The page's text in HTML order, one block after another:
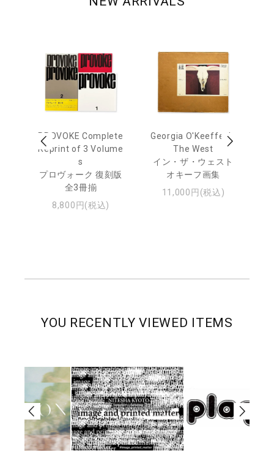
PROVOKE Complete
Reprint of 3 Volume
s
プロヴォーク 復刻版
全3冊揃
8,800円(税込)
Georgia O'Keeffe: In
The West
イン・ザ・ウェスト
オキーフ画集
11,000円(税込)
YOU RECENTLY VIEWED ITEMS